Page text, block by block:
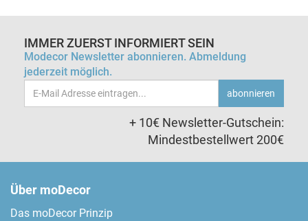
IMMER ZUERST INFORMIERT SEIN
Modecor Newsletter abonnieren. Abmeldung
jederzeit möglich.
Email-
Adresse
abonnieren
+ 10€ Newsletter-Gutschein:
Mindestbestellwert 200€
Über moDecor
Das moDecor Prinzip